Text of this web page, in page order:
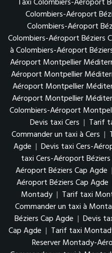
Colombiers-Aéroport
Colombiers-Aéroport
Colombiers-Aéroport Béziers
à Colombiers-Aéroport
Aéroport Montpellier
Aéroport Montpellier
Aéroport Montpellier
Aéroport Montpellier
Colombiers-Aéroport
Devis taxi Cers | Tarif
Commander un taxi à Cers |
Agde | Devis taxi Cers-
taxi Cers-Aéroport
Aéroport Béziers Cap Agde |
Aéroport Béziers Cap Agde
Montady | Tarif taxi
Commander un taxi à
Béziers Cap Agde | Devis
Cap Agde | Tarif taxi
Reserver Montady-